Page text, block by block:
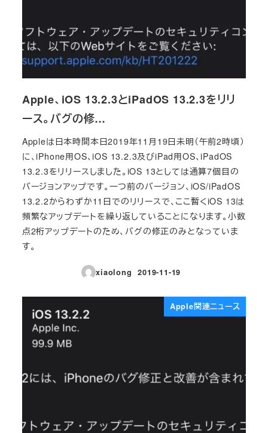
Apple、iOS 13.2.3とiPadOS 13.2.3をリリ
ース。バグの修…
Appleは日本時間本日2019年11月19日未明（午前2時頃）
に、iPhone用OS、iOS 13.2.3及びiPad用OS、iPadOS
13.2.3をリリースしました。iOS 13としては通算7個目の
バージョンアップです。一つ前のバージョン、iOS/iPadOS
13.2.2からわずか11日でのリリースで、ここ暫くiOS 13は
頻繁なアップデートを繰り返していることになります。小数
点2桁アップデートのため、バグの修正のみとなっていま
す。
xiaolong
投稿日
2019-11-19
Apple関連ニュース